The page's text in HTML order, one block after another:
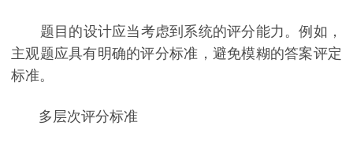
题目的设计应当考虑到系统的评分能力。例如，
主观题应具有明确的评分标准，避免模糊的答案评定
标准。
多层次评分标准